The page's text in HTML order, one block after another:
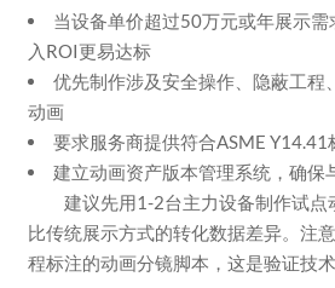
当设备单价超过50万元或年展示
入ROI更易达标
优先制作涉及安全操作、隐蔽工程
动画
要求服务商提供符合ASME
建立动画资产版本管理系统，确保
建议先用1-2台主力设备制作试
比传统展示方式的转化数据差异。注
程标注的动画分镜脚本，这是验证技